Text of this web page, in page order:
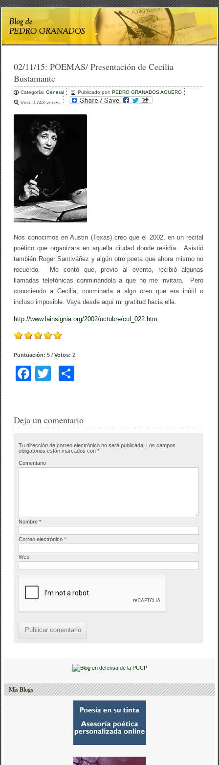
02/11/15:POEMAS/ Presentación de Cecilia
Bustamante
Categoría:General Publicado por:PEDRO GRANADOS AGUERO
Visto:1743 veces
Nos conocimos en Austin (Texas) creo que el 2002, en un recital
poético que organizara en aquella ciudad donde residía. Asistió
también Roger Santiváñez y algún otro poeta que ahora mismo no
recuerdo. Me contó que, previo al evento, recibió algunas
llamadas telefónicas conminándola a que no me invitara. Pero
conociendo a Cecilia, conminarla a algo creo que era inútil o
incluso imposible. Vaya desde aquí mi gratitud hacia ella.
http://www.lainsignia.org/2002/octubre/cul_022.htm
Puntuación:5 / Votos:2
F
e
o
o
er p
tir
Deja un comentario
Tu dirección de correo electrónico no será publicada. Los campos
obligatorios están marcados con*
Comentario
Nombre*
Correo electrónico*
Web
Mis Blogs